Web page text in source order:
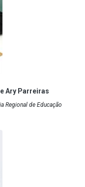
Ary Parreiras
Regional de Educação